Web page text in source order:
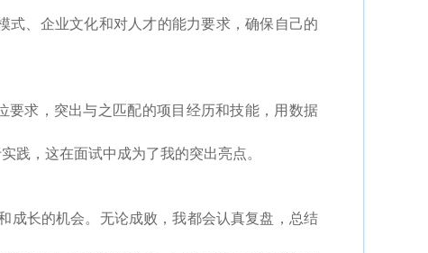
、企业文化和对人才的能力要求，确保自己的
要求，突出与之匹配的项目经历和技能，用数据
践，这在面试中成为了我的突出亮点。
长的机会。无论成败，我都会认真复盘，总结